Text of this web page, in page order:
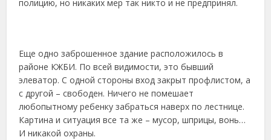
полицию, но никаких мер так никто и не предпринял.
Еще одно заброшенное здание расположилось в
районе КЖБИ. По всей видимости, это бывший
элеватор. С одной стороны вход закрыт профлистом, а
с другой – свободен. Ничего не помешает
любопытному ребенку забраться наверх по лестнице.
Картина и ситуация все та же – мусор, шприцы, вонь…
И никакой охраны.